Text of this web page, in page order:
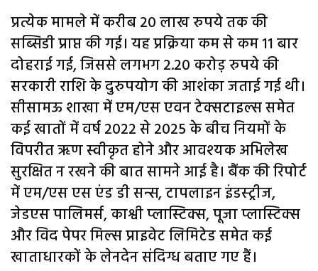
प्रत्येक मामले में करीब 20 लाख रुपये तक की
सब्सिडी प्राप्त की गई। यह प्रक्रिया कम से कम 11 बार
दोहराई गई, जिससे लगभग 2.20 करोड़ रुपये की
सरकारी राशि के दुरुपयोग की आशंका जताई गई थी।
सीसामऊ शाखा में एम/एस एवन टेक्सटाइल्स समेत
कई खातों में वर्ष 2022 से 2025 के बीच नियमों के
विपरीत ऋण स्वीकृत होने और आवश्यक अभिलेख
सुरक्षित न रखने की बात सामने आई है। बैंक की रिपोर्ट
में एम/एस एस एंड डी सन्स, टापलाइन इंडस्ट्रीज,
जेडएस पालिमर्स, काश्वी प्लास्टिक्स, पूजा प्लास्टिक्स
और विद पेपर मिल्स प्राइवेट लिमिटेड समेत कई
खाताधारकों के लेनदेन संदिग्ध बताए गए हैं।